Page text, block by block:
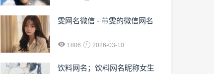
雯网名微信 - 带雯的微信网名
1806 2026-03-10
饮料网名；饮料网名昵称女生